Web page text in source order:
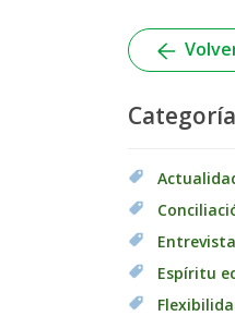
Espíritu